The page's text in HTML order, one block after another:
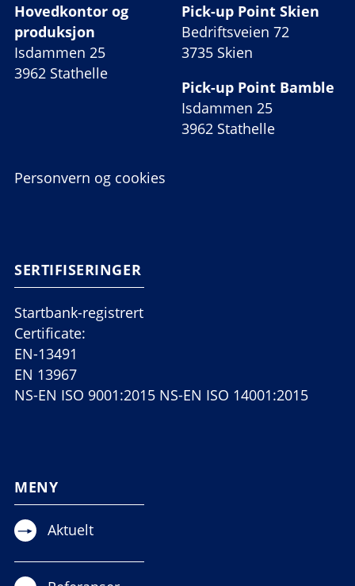
Hovedkontor og
produksjon
Isdammen 25
3962 Stathelle
Pick-up Point Skien
Bedriftsveien 72
3735 Skien
Pick-up Point Bamble
Isdammen 25
3962 Stathelle
Personvern og cookies
SERTIFISERINGER
Startbank-registrert
Certificate:
EN-13491
EN 13967
NS-EN ISO 9001:2015 NS-EN ISO 14001:2015
MENY
Aktuelt